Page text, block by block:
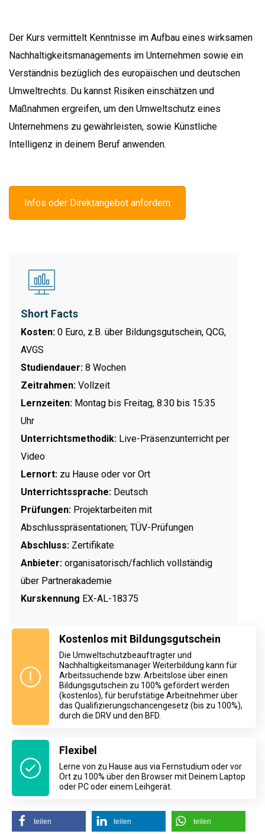
Der Kurs vermittelt Kenntnisse im Aufbau eines wirksamen
Nachhaltigkeitsmanagements im Unternehmen sowie ein
Verständnis bezüglich des europäischen und deutschen
Umweltrechts. Du kannst Risiken einschätzen und
Maßnahmen ergreifen, um den Umweltschutz eines
Unternehmens zu gewährleisten, sowie Künstliche
Intelligenz in deinem Beruf anwenden.
Infos oder Direktangebot anfordern
Short Facts
Kosten: 0 Euro, z.B. über Bildungsgutschein, QCG,
AVGS
Studiendauer: 8 Wochen
Zeitrahmen: Vollzeit
Lernzeiten: Montag bis Freitag, 8:30 bis 15:35
Uhr
Unterrichtsmethodik: Live-Präsenzunterricht per
Video
Lernort: zu Hause oder vor Ort
Unterrichtssprache: Deutsch
Prüfungen: Projektarbeiten mit
Abschlusspräsentationen; TÜV-Prüfungen
Abschluss: Zertifikate
Anbieter: organisatorisch/fachlich vollständig
über Partnerakademie
Kurskennung EX-AL-18375
Kostenlos mit Bildungsgutschein
Die Umweltschutzbeauftragter und
Nachhaltigkeitsmanager Weiterbildung kann für
Arbeitssuchende bzw. Arbeitslose über einen
Bildungsgutschein zu 100% gefördert werden
(kostenlos), für berufstätige Arbeitnehmer über
das Qualifizierungschancengesetz (bis zu 100%),
durch die DRV und den BFD.
Flexibel
Lerne von zu Hause aus via Fernstudium oder vor
Ort zu 100% über den Browser mit Deinem Laptop
oder PC oder einem Leihgerät.
teilen teilen teilen